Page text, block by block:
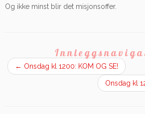
Og ikke minst blir det misjonsoffer.
← Onsdag kl 1200: KOM OG SE!
Onsdag kl